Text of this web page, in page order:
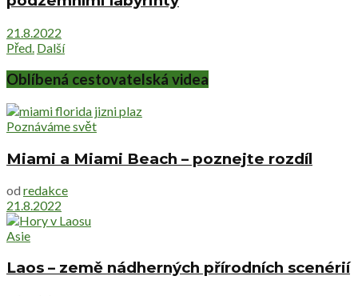
21.8.2022
Před. Další
Oblíbená cestovatelská videa
Poznáváme svět
Miami a Miami Beach – poznejte rozdíl
od redakce
21.8.2022
Asie
Laos – země nádherných přírodních scenérií